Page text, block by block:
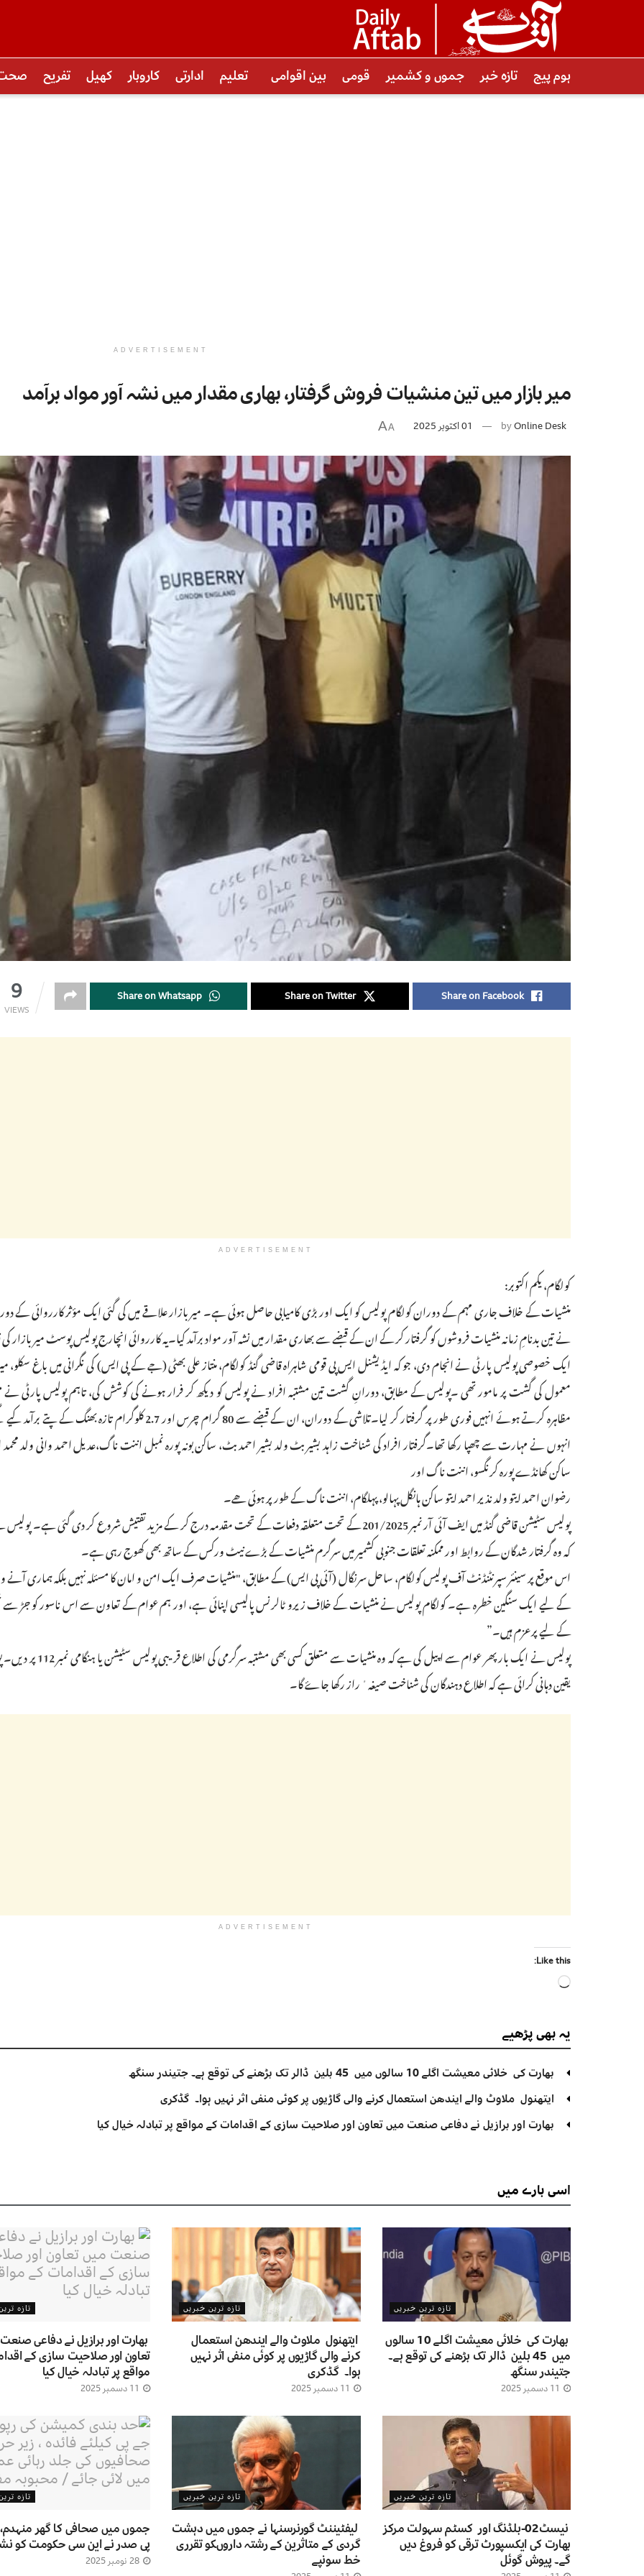
ہوم پیج تازہ خبر جموں و کشمیر قومی بین اقوامی تعلیم ادارتی کاروبار کھیل تفریح
ADVERTISEMENT
میر بازار میں تین منشیات فروش گرفتار، بھاری مقدار میں نشہ آور مواد برآمد
byOnline Desk 01 اکتوبر 2025 A
A
9
VIEWS
Share on Facebook
Share on Twitter
Share on Whatsapp
ADVERTISEMENT
کولگام، یکم اکتوبر:
منشیات کے خلاف جاری مہم کے دوران کولگام پولیس کو ایک اور بڑی کامیابی حاصل ہوئی ہے۔ میر بازار علاقے میں کی گئی ایک مؤثر کارروائی کے
نے تین بدنامِ زمانہ منشیات فروشوں کو گرفتار کر کے ان کے قبضے سے بھاری مقدار میں نشہ آور مواد برآمد کیا۔یہ کارروائی انچارج پولیس پوسٹ میر بازار
ایک خصوصی پولیس پارٹی نے انجام دی، جو کہ ایڈیشنل ایس پی قومی شاہراہ قاضی گنڈ کولگام، منتاز علی بھٹی (جے کے پی ایس) کی نگرانی میں باغ سکلو،
معمول کی گشت پر مامور تھی ۔پولیس کے مطابق، دورانِ گشت تین مشتبہ افراد نے پولیس کو دیکھ کر فرار ہونے کی کوشش کی، تاہم پولیس پارٹی نے
مظاہرہ کرتے ہوئے انہیں فوری طور پر گرفتار کر لیا۔تلاشی کے دوران، ان کے قبضے سے 80 گرام چرس اور 2.7 کلوگرام
انہوں نے مہارت سے چھپا رکھا تھا۔گرفتار افراد کی شناخت زاہد بشیر بٹ ولد بشیر احمد بٹ، ساکن بونہ پورہ نمبل اننت ناگ،عدیل احمد وانی ولد محمد
ساکن کھانڈے پورہ کرنگسو، اننت ناگ اور
رضوان احمد ایتو ولد نذیر احمد ایتو ساکن ہانگل پہالو، پہلگام، اننت ناگ کے طور پر ہوئی ھے۔
پولیس سٹیشن قاضی گنڈ میں ایف آئی آر نمبر 201/2025 کے تحت متعلقہ دفعات کے تحت مقدمہ درج کر کے مزید تفتیش شروع کر دی گئی ہے۔
کہ وہ گرفتار شدگان کے روابط اور ممکنہ تعلقات جنوبی کشمیر میں سرگرم منشیات کے بڑے نیٹ ورکس کے ساتھ بھی کھوج رہی ہے۔
اس موقع پر سینئر سپرنٹنڈنٹ آف پولیس کولگام، ساحل سرنگال (آئی پی ایس) کے مطابق، "منشیات صرف ایک امن و امان کا مسئلہ نہیں بلکہ ہماری آنے
کے لیے ایک سنگین خطرہ ہے۔ کولگام پولیس نے منشیات کے خلاف زیرو ٹالرنس پالیسی اپنائی ہے، اور ہم عوام کے تعاون سے اس ناسور کو جڑ
کے لیے پرعزم ہیں۔”
پولیس نے ایک بار پھر عوام سے اپیل کی ہے کہ وہ منشیات سے
یقین دہانی کرائی ہے کہ اطلاع دہندگان کی شناخت صیغہٴ راز رکھا جاۓ گا۔
ADVERTISEMENT
Like this:
Loading…
یہ بھیپڑھیے
بھارت کی خلائی معیشت اگلے 10 سالوں میں 45 بلین ڈالر تک بڑھنے کی توقع ہے۔ جتیندر سنگھ
ایتھنول ملاوٹ والے ایندھن استعمال کرنے والی گاڑیوں پر کوئی منفی اثر نہیں ہوا۔ گڈکری
بھارت اور برازیل نے دفاعی صنعت میں تعاون اور صلاحیت سازی کے اقدامات کے مواقع پر تبادلہ خیال کیا
اسیبارے میں
تازہ ترین خبریں
بھارت کی خلائی معیشت اگلے 10 سالوں
میں 45 بلین ڈالر تک بڑھنے کی توقع ہے۔
جتیندر سنگھ
تازہ ترین خبریں
ایتھنول ملاوٹ والے ایندھن استعمال
کرنے والی گاڑیوں پر کوئی منفی اثر نہیں
ہوا۔ گڈکری
تازہ
بھارت اور برازیل نے دفاعی
تعاون اور صلاحیت سازی کے
مواقع پر تبادلہ خیال کیا
تازہ ترین خبریں
نیسٹ02-بلڈنگ اور کسٹم سہولت مرکز
بھارت کی ایکسپورٹ ترقی کو فروغ دیں
گے۔ پیوش گوئل
تازہ ترین خبریں
لیفٹیننٹ گورنرسنہا نے جموں میں دہشت
گردی کے متاثرین کے رشتہ داروںکو تقرری
خط سونپے
تازہ
جموں میں صحافی کا گھر
پی صدر نے این سی حکومت کو